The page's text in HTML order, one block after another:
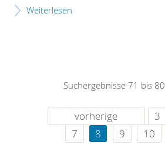
Weiterlesen
Suchergebnisse 71 bis
vorherige 3
7
8 9 10